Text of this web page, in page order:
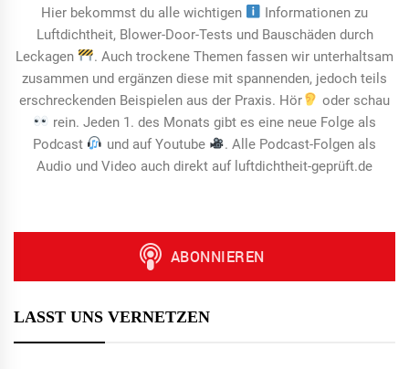
Hier bekommst du alle wichtigen
Informationen zu
Luftdichtheit, Blower-Door-Tests und Bauschäden durch
Leckagen
. Auch trockene Themen fassen wir unterhaltsam
zusammen und ergänzen diese mit spannenden, jedoch teils
erschreckenden Beispielen aus der Praxis. Hör
oder schau
rein. Jeden 1. des Monats gibt es eine neue Folge als
Podcast
und auf Youtube
. Alle Podcast-Folgen als
Audio und Video auch direkt auf luftdichtheit-geprüft.de
LASST UNS VERNETZEN